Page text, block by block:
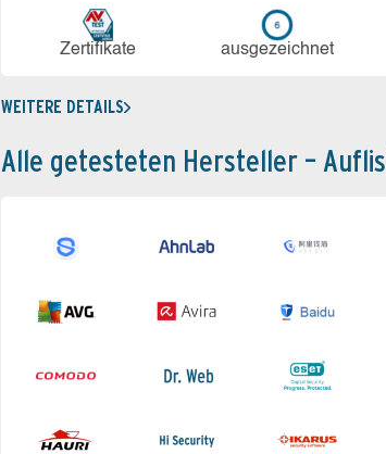
Zerti­fikate aus­ge­zeich­net
WEITERE DETAILS
Alle getesteten Hersteller –